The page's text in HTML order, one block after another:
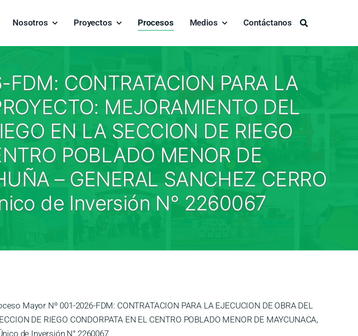
Nosotros Proyectos Procesos Medios Contáctanos
Buscar:
CONTRATACION PARA LA
MEJORAMIENTO DEL
EN LA SECCION DE RIEGO
POBLADO MENOR DE
– GENERAL SANCHEZ CERRO
de Inversión N° 2260067
Mayor Nº 001-2026-FDM: CONTRATACION PARA LA EJECUCION DE OBRA DEL
DE RIEGO CONDORPATA EN EL CENTRO POBLADO MENOR DE MAYCUNACA,
de Inversión N° 2260067